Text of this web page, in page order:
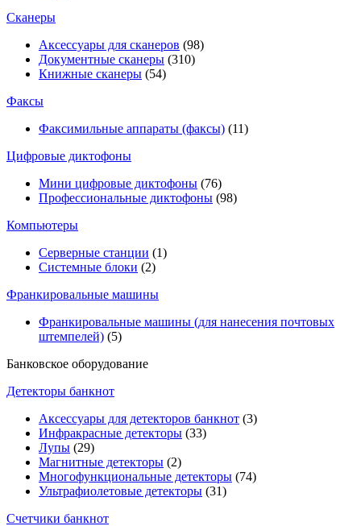
Сканеры
Аксессуары для сканеров (98)
Документные сканеры (310)
Книжные сканеры (54)
Факсы
Факсимильные аппараты (факсы) (11)
Цифровые диктофоны
Мини цифровые диктофоны (76)
Профессиональные диктофоны (98)
Компьютеры
Серверные станции (1)
Системные блоки (2)
Франкировальные машины
Франкировальные машины (для нанесения почтовых
штемпелей) (5)
Банковское оборудование
Детекторы банкнот
Аксессуары для детекторов банкнот (3)
Инфракрасные детекторы (33)
Лупы (29)
Магнитные детекторы (2)
Многофункциональные детекторы (74)
Ультрафиолетовые детекторы (31)
Счетчики банкнот